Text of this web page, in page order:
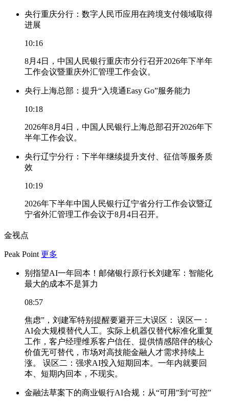
央行重庆分行：数字人民币应用在跨境支付领域取得
进展
10:16
8月4日，中国人民银行重庆市分行召开2026年下半年
工作会议暨重庆外汇管理工作会议。
央行上海总部：提升“入境通Easy Go”服务能力
10:18
2026年8月4日，中国人民银行上海总部召开2026年下
半年工作会议。
央行辽宁分行：下半年继续提升支付、征信等服务质
效
10:19
2026年下半年中国人民银行辽宁省分行工作会议暨辽
宁省外汇管理工作会议于8月4日召开。
金视点
Peak Point 更多
别指望AI一年回本！邮储银行原行长刘建军：智能化
最大的成本不是算力
08:57
焦虑”，刘建军特别提醒要避开三大误区： 误区一：
AI会大规模替代人工。实际上机器仅替代标准化重复
工作，客户经理维系客户信任、提供情感陪伴的核心
价值无可替代，市场对高技能金融人才需求持续上
涨。 误区二：强求AI投入短期回本。一年内就要回
本、短期内回本，不现实。
金融法草案下的商业银行AI合规：从“可用”到“可控”